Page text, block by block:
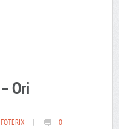
Ori
FOTERIX 0